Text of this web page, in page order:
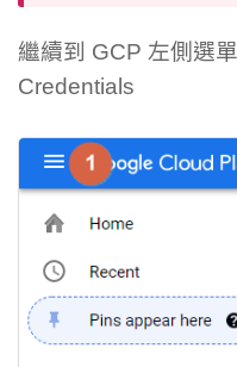
繼續到 GCP 左側選
Credentials